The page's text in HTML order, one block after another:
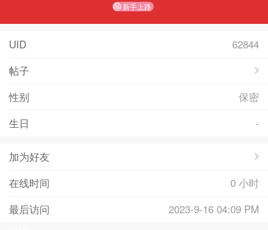
新手上路
UID
62844
帖子
性别
保密
生日
-
加为好友
在线时间
0 小时
最后访问
2023-9-16 04:09 PM